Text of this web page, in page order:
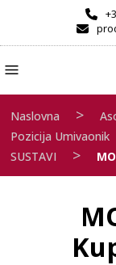
Naslovna >
Pozicija Umivaonik
SUSTAVI
>